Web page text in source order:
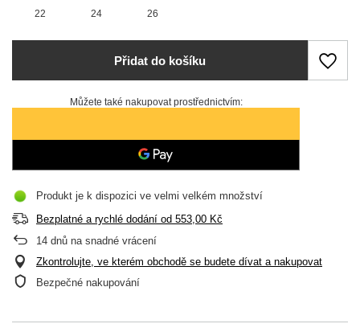
22 24 26
Přidat do košíku
Můžete také nakupovat prostřednictvím:
Produkt je k dispozici ve velmi velkém množství
Bezplatné a rychlé dodání od 553,00 Kč
14 dnů na snadné vrácení
Zkontrolujte, ve kterém obchodě se budete dívat a nakupovat
Bezpečné nakupování